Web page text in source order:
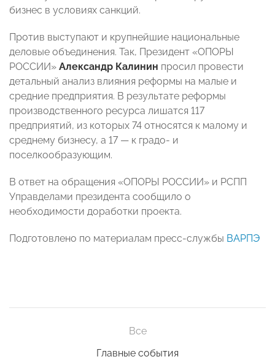
бизнес в условиях санкций.
Против выступают и крупнейшие национальные
деловые объединения. Так, Президент «ОПОРЫ
РОССИИ» Александр Калинин просил провести
детальный анализ влияния реформы на малые и
средние предприятия. В результате реформы
производственного ресурса лишатся 117
предприятий, из которых 74 относятся к малому и
среднему бизнесу, а 17 — к градо- и
поселкообразующим.
В ответ на обращения «ОПОРЫ РОССИИ» и РСПП
Управделами президента сообщило о
необходимости доработки проекта.
Подготовлено по материалам пресс-службы ВАРПЭ
Все
Главные события